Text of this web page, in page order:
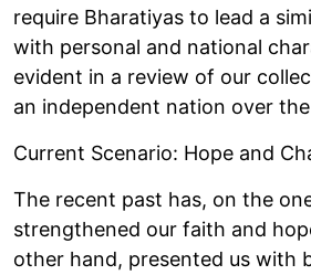
require Bharatiyas to lead a
with personal and national
evident in a review of our
an independent nation over
Current Scenario: Hope and
The recent past has, on the
strengthened our faith and
other hand, presented us with